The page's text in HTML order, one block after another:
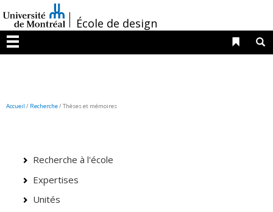
au
contenu
/École de design
Menu
Liens
Accueil / Recherche/Thèses et mémoires
Recherche à l'école
Expertises
Unités